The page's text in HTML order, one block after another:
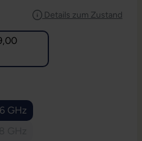
Details zum Zustand
GHz